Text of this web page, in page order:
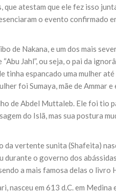
atestam que ele fez isso
o evento confirmado
de Nakana, e um dos mais
Jahl”, ou seja, o pai da
tinha espancado uma mulher
foi Sumaya, mãe de Ammar e
de Abdel Muttaleb. Ele foi tio
do Islã, mas sua postura
da vertente sunita (Shafeita)
durante o governo dos
a mais famosa delas o livro
nasceu em 613 d.C. em